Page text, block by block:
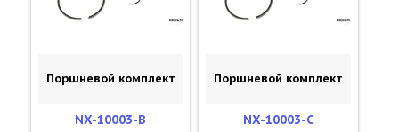
Поршневой комплект
NX-10003-B
Поршневой комплект
NX-10003-C